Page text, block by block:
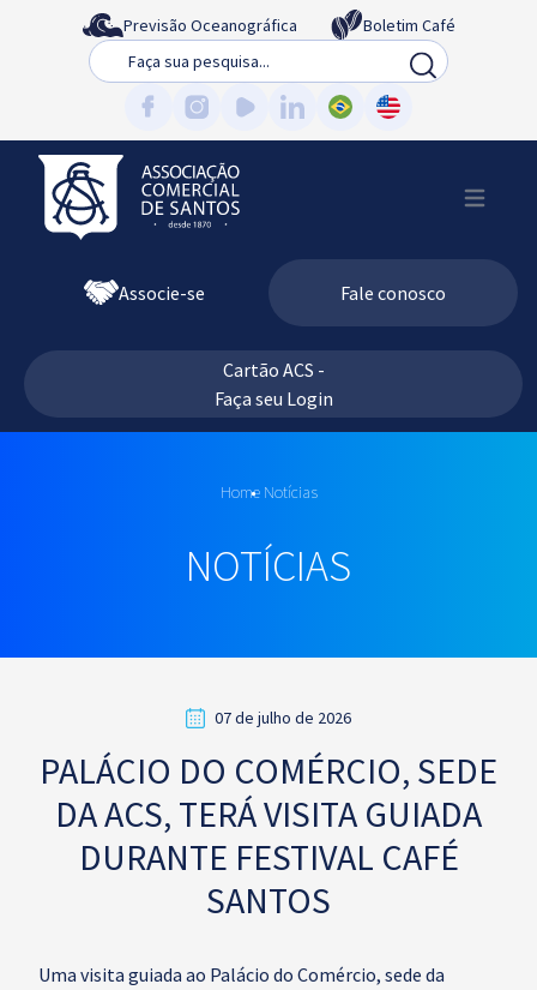
Previsão Oceanográfica
Boletim Café
Busca
Associe-se Fale conosco
Cartão ACS -
Faça seu Login
Home Notícias
NOTÍCIAS
07 de julho de 2026
PALÁCIO DO COMÉRCIO, SEDE
DA ACS, TERÁ VISITA GUIADA
DURANTE FESTIVAL CAFÉ
SANTOS
Uma visita guiada ao Palácio do Comércio, sede da